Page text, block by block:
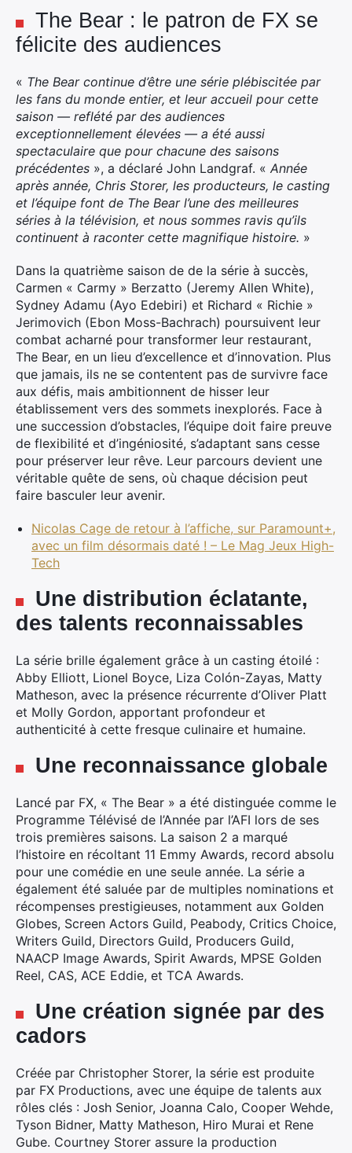
The Bear : le patron de FX se
félicite des audiences
« The Bear continue d’être une série plébiscitée par
les fans du monde entier, et leur accueil pour cette
saison — reflété par des audiences
exceptionnellement élevées — a été aussi
spectaculaire que pour chacune des saisons
précédentes », a déclaré John Landgraf. « Année
après année, Chris Storer, les producteurs, le casting
et l’équipe font de The Bear l’une des meilleures
séries à la télévision, et nous sommes ravis qu’ils
continuent à raconter cette magnifique histoire. »
Dans la quatrième saison de de la série à succès,
Carmen « Carmy » Berzatto (Jeremy Allen White),
Sydney Adamu (Ayo Edebiri) et Richard « Richie »
Jerimovich (Ebon Moss-Bachrach) poursuivent leur
combat acharné pour transformer leur restaurant,
The Bear, en un lieu d’excellence et d’innovation. Plus
que jamais, ils ne se contentent pas de survivre face
aux défis, mais ambitionnent de hisser leur
établissement vers des sommets inexplorés. Face à
une succession d’obstacles, l’équipe doit faire preuve
de flexibilité et d’ingéniosité, s’adaptant sans cesse
pour préserver leur rêve. Leur parcours devient une
véritable quête de sens, où chaque décision peut
faire basculer leur avenir.
Nicolas Cage de retour à l’affiche, sur Paramount+,
avec un film désormais daté ! – Le Mag Jeux High-
Tech
Une distribution éclatante,
des talents reconnaissables
La série brille également grâce à un casting étoilé :
Abby Elliott, Lionel Boyce, Liza Colón-Zayas, Matty
Matheson, avec la présence récurrente d’Oliver Platt
et Molly Gordon, apportant profondeur et
authenticité à cette fresque culinaire et humaine.
Une reconnaissance globale
Lancé par FX, « The Bear » a été distinguée comme le
Programme Télévisé de l’Année par l’AFI lors de ses
trois premières saisons. La saison 2 a marqué
l’histoire en récoltant 11 Emmy Awards, record absolu
pour une comédie en une seule année. La série a
également été saluée par de multiples nominations et
récompenses prestigieuses, notamment aux Golden
Globes, Screen Actors Guild, Peabody, Critics Choice,
Writers Guild, Directors Guild, Producers Guild,
NAACP Image Awards, Spirit Awards, MPSE Golden
Reel, CAS, ACE Eddie, et TCA Awards.
Une création signée par des
cadors
Créée par Christopher Storer, la série est produite
par FX Productions, avec une équipe de talents aux
rôles clés : Josh Senior, Joanna Calo, Cooper Wehde,
Tyson Bidner, Matty Matheson, Hiro Murai et Rene
Gube. Courtney Storer assure la production